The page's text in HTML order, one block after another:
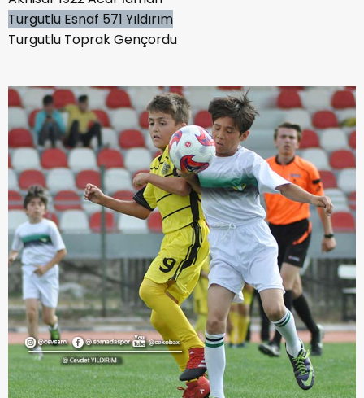
Turgutlu Esnaf 571 Yıldırım
Turgutlu Toprak Gençordu